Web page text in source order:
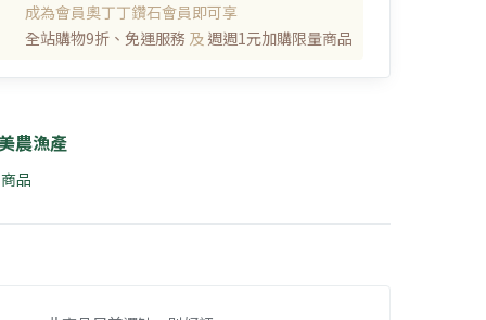
成為會員奧丁丁鑽石會員即可享
全站購物9折、免運服務 及 週週1元加購限量商品
農漁產
品